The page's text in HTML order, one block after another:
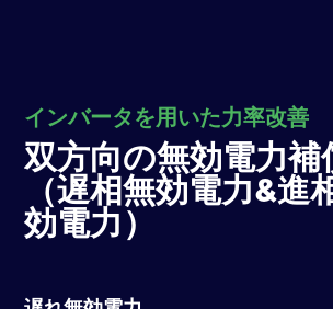
インバータを用いた力率改善
双方向の無効電力補
（遅相無効電力&進
効電力）